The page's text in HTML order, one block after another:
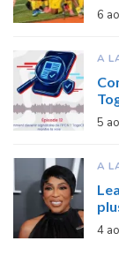
6
A
5
A
4